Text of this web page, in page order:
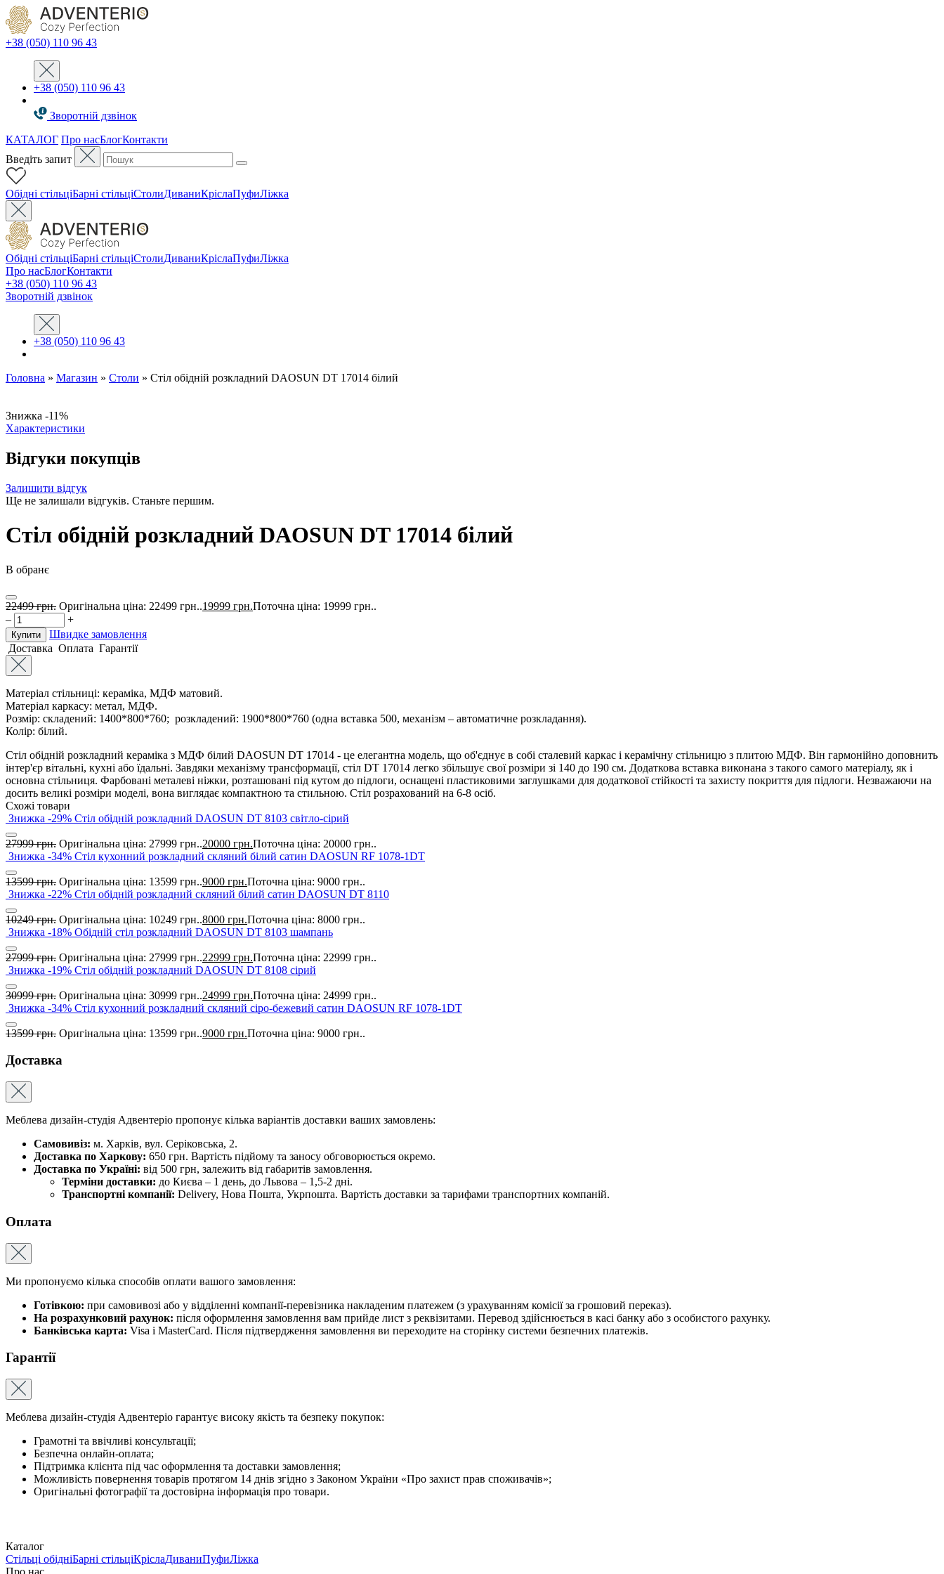
+38 (050) 110 96 43
+38 (050) 110 96 43
Зворотній дзвінок
КАТАЛОГ Про насБлогКонтакти
Введіть запит
Oбідні стільціБарні стільціСтолиДиваниКріслаПуфиЛіжка
Oбідні стільціБарні стільціСтолиДиваниКріслаПуфиЛіжка
Про насБлогКонтакти
+38 (050) 110 96 43
Зворотній дзвінок
+38 (050) 110 96 43
Головна » Магазин » Столи » Стіл обідній розкладний DAOSUN DT 17014 білий
Знижка -11%
Характеристики
Відгуки покупців
Залишити відгук
Ще не залишали відгуків. Станьте першим.
Стіл обідній розкладний DAOSUN DT 17014 білий
В обранє
22499грн. Оригінальна ціна: 22499 грн..19999 грн.Поточна ціна: 19999 грн..
–
+
Купити
Швидке замовлення
Доставка Оплата Гарантії
Матеріал стільниці: кераміка, МДФ матовий.
Матеріал каркасу: метал, МДФ.
Розмір: складений: 1400*800*760; розкладений: 1900*800*760 (одна вставка 500, механізм – автоматичне розкладання).
Колір: білий.
Стіл обідній розкладний кераміка з МДФ білий DAOSUN DT 17014 - це елегантна модель, що об'єднує в собі сталевий каркас і керамічну стільницю з плитою МДФ. Він гармонійно доповнить
інтер'єр вітальні, кухні або їдальні. Завдяки механізму трансформації, стіл DT 17014 легко збільшує свої розміри зі 140 до 190 см. Додаткова вставка виконана з такого самого матеріалу, як і
основна стільниця. Фарбовані металеві ніжки, розташовані під кутом до підлоги, оснащені пластиковими заглушками для додаткової стійкості та захисту покриття для підлоги. Незважаючи на
досить великі розміри моделі, вона виглядає компактною та стильною. Стіл розрахований на 6-8 осіб.
Схожі товари
Знижка -29% Стіл обідній розкладний DAOSUN DT 8103 світло-сірий
27999грн. Оригінальна ціна: 27999 грн..20000 грн.Поточна ціна: 20000 грн..
Знижка -34% Стіл кухонний розкладний скляний білий сатин DAOSUN RF 1078-1DT
13599грн. Оригінальна ціна: 13599 грн..9000 грн.Поточна ціна: 9000 грн..
Знижка -22% Стіл обідній розкладний скляний білий сатин DAOSUN DT 8110
10249грн. Оригінальна ціна: 10249 грн..8000 грн.Поточна ціна: 8000 грн..
Знижка -18% Обідній стіл розкладний DAOSUN DT 8103 шампань
27999грн. Оригінальна ціна: 27999 грн..22999 грн.Поточна ціна: 22999 грн..
Знижка -19% Стіл обідній розкладний DAOSUN DT 8108 сірий
30999грн. Оригінальна ціна: 30999 грн..24999 грн.Поточна ціна: 24999 грн..
Знижка -34% Стіл кухонний розкладний скляний сіро-бежевий сатин DAOSUN RF 1078-1DT
13599грн. Оригінальна ціна: 13599 грн..9000 грн.Поточна ціна: 9000 грн..
Доставка
Меблева дизайн-студія Адвентеріо пропонує кілька варіантів доставки ваших замовлень:
Самовивіз: м. Харків, вул. Серіковська, 2.
Доставка по Харкову: 650 грн. Вартість підйому та заносу обговорюється окремо.
Доставка по Україні: від 500 грн, залежить від габаритів замовлення.
Терміни доставки: до Києва – 1 день, до Львова – 1,5-2 дні.
Транспортні компанії: Delivery, Нова Пошта, Укрпошта. Вартість доставки за тарифами транспортних компаній.
Оплата
Ми пропонуємо кілька способів оплати вашого замовлення:
Готівкою: при самовивозі або у відділенні компанії-перевізника накладеним платежем (з урахуванням комісії за грошовий переказ).
На розрахунковий рахунок: після оформлення замовлення вам прийде лист з реквізитами. Перевод здійснюється в касі банку або з особистого рахунку.
Банківська карта: Visa і MasterCard. Після підтвердження замовлення ви переходите на сторінку системи безпечних платежів.
Гарантії
Меблева дизайн-студія Адвентеріо гарантує високу якість та безпеку покупок:
Грамотні та ввічливі консультації;
Безпечна онлайн-оплата;
Підтримка клієнта під час оформлення та доставки замовлення;
Можливість повернення товарів протягом 14 днів згідно з Законом України «Про захист прав споживачів»;
Оригінальні фотографії та достовірна інформація про товари.
Каталог
Стільці обідніБарні стільціКріслаДиваниПуфиЛіжка
Про нас